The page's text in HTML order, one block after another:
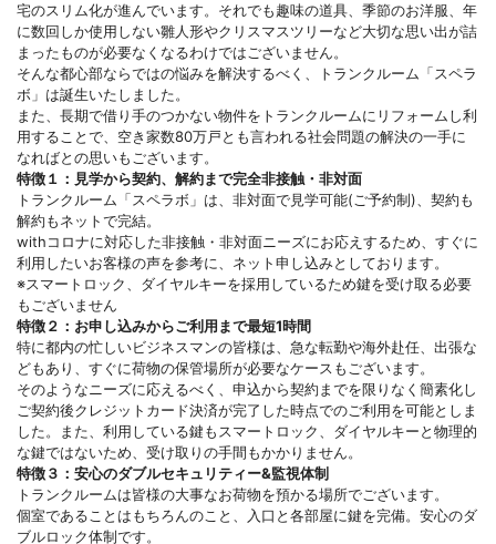
宅のスリム化が進んでいます。それでも趣味の道具、季節のお洋服、年
に数回しか使用しない雛人形やクリスマスツリーなど大切な思い出が詰
まったものが必要なくなるわけではございません。
そんな都心部ならではの悩みを解決するべく、トランクルーム「スペラ
ボ」は誕生いたしました。
また、長期で借り手のつかない物件をトランクルームにリフォームし利
用することで、空き家数80万戸とも言われる社会問題の解決の一手に
なればとの思いもございます。
特徴１：見学から契約、解約まで完全非接触・非対面
トランクルーム「スペラボ」は、非対面で見学可能(ご予約制)、契約も
解約もネットで完結。
withコロナに対応した非接触・非対面ニーズにお応えするため、すぐに
利用したいお客様の声を参考に、ネット申し込みとしております。
※スマートロック、ダイヤルキーを採用しているため鍵を受け取る必要
もございません
特徴２：お申し込みからご利用まで最短1時間
特に都内の忙しいビジネスマンの皆様は、急な転勤や海外赴任、出張な
どもあり、すぐに荷物の保管場所が必要なケースもございます。
そのようなニーズに応えるべく、申込から契約までを限りなく簡素化し
ご契約後クレジットカード決済が完了した時点でのご利用を可能としま
した。また、利用している鍵もスマートロック、ダイヤルキーと物理的
な鍵ではないため、受け取りの手間もかかりません。
特徴３：安心のダブルセキュリティー&監視体制
トランクルームは皆様の大事なお荷物を預かる場所でございます。
個室であることはもちろんのこと、入口と各部屋に鍵を完備。安心のダ
ブルロック体制です。